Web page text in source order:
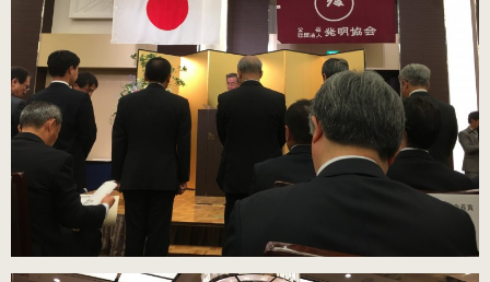
ピアニスト用（ヒール高5cm）
3WAY(ブラック・本革)
（22.0～25.0cm）
3WAY (シルバー・本革)
（22.0～25.0cm）